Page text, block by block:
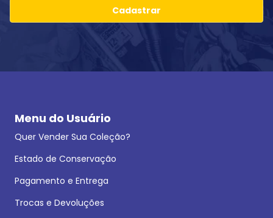
Cadastrar
Menu do Usuário
Quer Vender Sua Coleção?
Estado de Conservação
Pagamento e Entrega
Trocas e Devoluções